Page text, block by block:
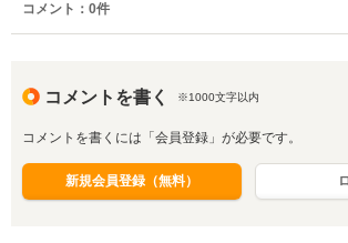
コメント： 0件
コメントを書く ※1000文字以内
コメントを書くには「会員登録」が必要です。
新規会員登録（無料）